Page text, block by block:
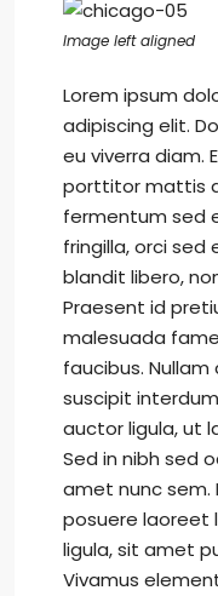
Image left aligned
Lorem ipsum
adipiscing elit.
eu viverra diam.
porttitor mattis
fermentum sed
fringilla, orci sed
blandit libero,
Praesent id
malesuada
faucibus.
suscipit
auctor ligula, ut
Sed in nibh sed
amet nunc sem.
posuere laoreet
ligula, sit amet
Vivamus